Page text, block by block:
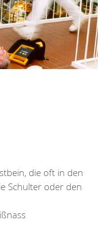
die oft in den
Schulter oder den